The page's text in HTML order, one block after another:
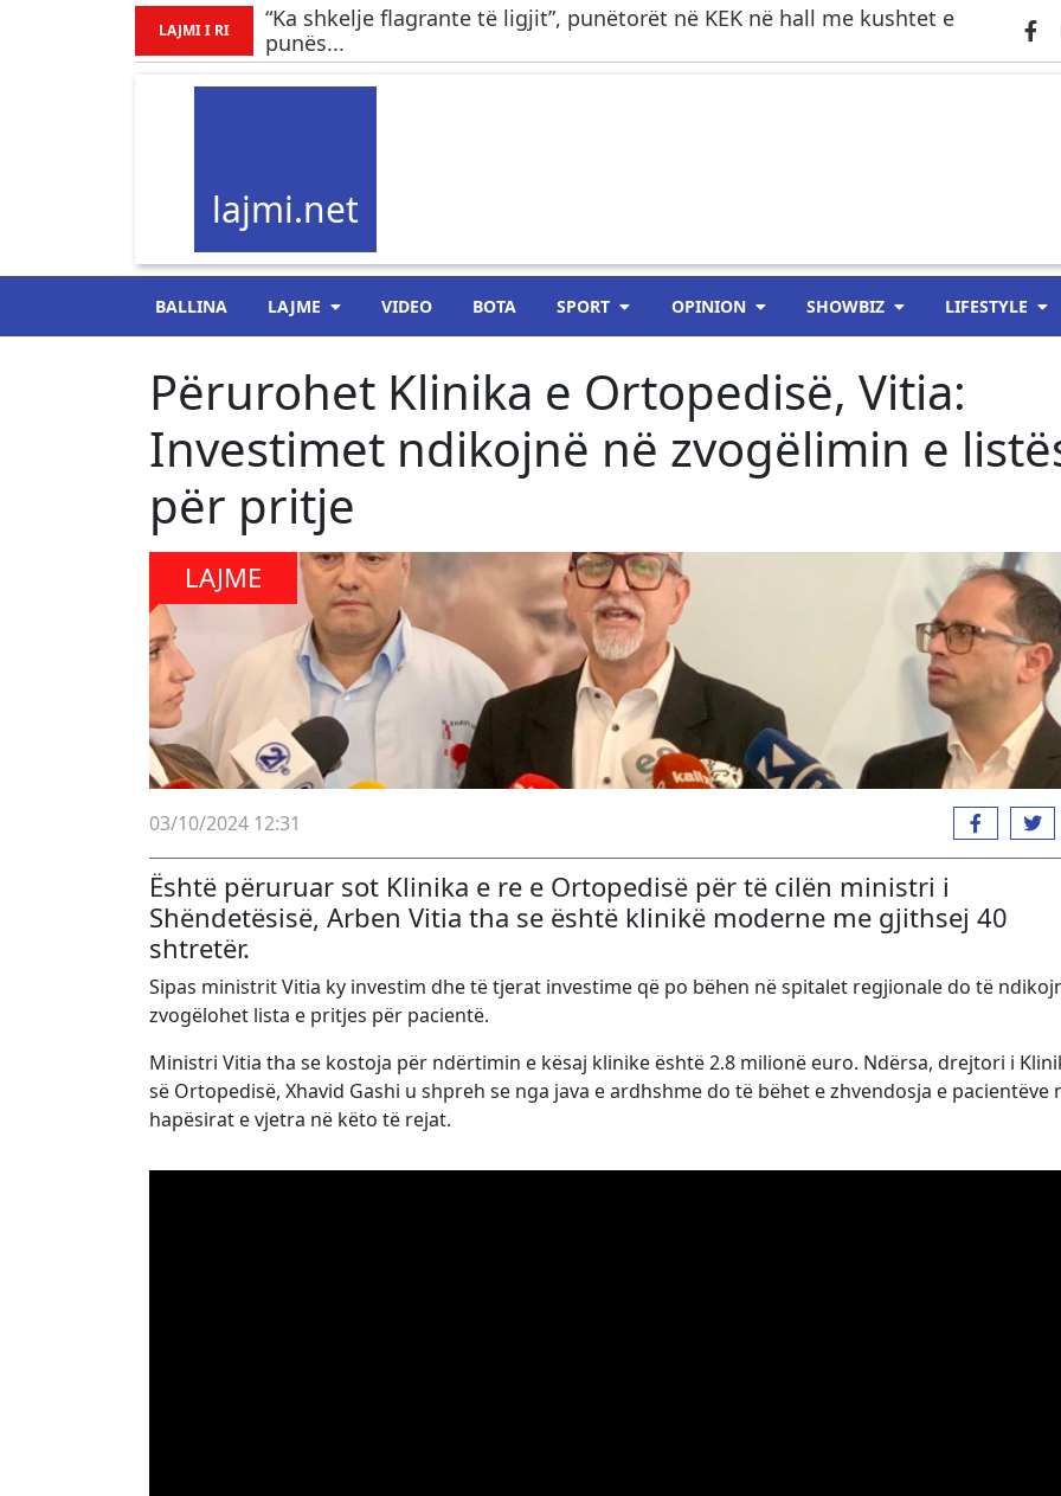
LAJMI I RI
“Ka shkelje flagrante të ligjit”, punëtorët në KEK në hall me kushtet e
punës...
lajmi.net
BALLINA LAJME VIDEO BOTA SPORT OPINION SHOWBIZ LIFESTYLE
Përurohet Klinika e Ortopedisë, Vitia:
Investimet ndikojnë në zvogëlimin e
për pritje
LAJME
03/10/2024 12:31
Është përuruar sot Klinika e re e Ortopedisë për të cilën ministri i
Shëndetësisë, Arben Vitia tha se është klinikë moderne me gjithsej 40
shtretër.
Sipas ministrit Vitia ky investim dhe të tjerat investime që po bëhen në spitalet regjionale do të
zvogëlohet lista e pritjes për pacientë.
Ministri Vitia tha se kostoja për ndërtimin e kësaj klinike është 2.8 milionë euro. Ndërsa, drejtori i
së Ortopedisë, Xhavid Gashi u shpreh se nga java e ardhshme do të bëhet e zhvendosja e pacientëve
hapësirat e vjetra në këto të rejat.